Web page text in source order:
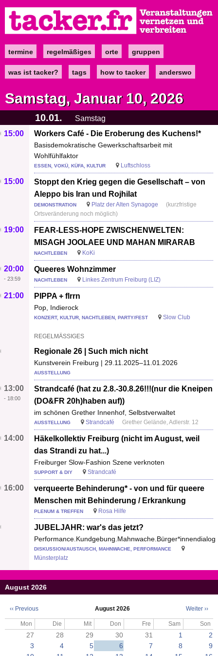
zum
Inhalt
Maintermine regelmäßiges orte gruppen
was ist tacker? tags how to tacker anderswo
Samstag, Januar 10, 2026
10.01.
Samstag
Workers Café - Die Eroberung des Kuchens!*
Basisdemokratische Gewerkschaftsarbeit mit
Wohlfühlfaktor
15:00
ESSEN, VOKÜ, KÜFA, KULTUR Luftschloss
Stoppt den Krieg gegen die Gesellschaft – von
Aleppo bis Iran und Rojhilat
15:00
DEMONSTRATION Platz der Alten Synagoge
(kurzfristige
Ortsveränderung noch möglich)
FEAR-LESS-HOPE ZWISCHENWELTEN:
MISAGH JOOLAEE UND MAHAN MIRARAB
19:00
NACHTLEBEN KoKi
Queeres Wohnzimmer
20:00
- 23:59 NACHTLEBEN Linkes Zentrum Freiburg (LIZ)
PIPPA + flrrn
Pop, Indierock
21:00
KONZERT, KULTUR, NACHTLEBEN, PARTY/FEST Slow Club
REGELMÄSSIGES
Regionale 26 | Such mich nicht
Kunstverein Freiburg | 29.11.2025–11.01.2026
AUSSTELLUNG
Strandcafé (hat zu 2.8.-30.8.26!!!(nur die Kneipen
(DO&FR 20h)haben auf))
im schönen Grether Innenhof, Selbstverwaltet
13:00
- 18:00
AUSSTELLUNG Strandcafé Grether Gelände, Adlerstr. 12
Häkelkollektiv Freiburg (nicht im August, weil
das Strandi zu hat...)
Freiburger Slow-Fashion Szene verknoten
14:00
SUPPORT & DIY Strandcafé
verqueerte Behinderung* - von und für queere
Menschen mit Behinderung / Erkrankung
16:00
PLENUM & TREFFEN Rosa Hilfe
JUBELJAHR: war's das jetzt?
Performance.Kundgebung.Mahnwache.Bürger*innendialog
DISKUSSION/AUSTAUSCH, MAHNWACHE, PERFORMANCE
Münsterplatz
August 2026
Seitennummerierung
‹‹ Previous August 2026 Weiter ››
Mon Die Mit Don Fre Sam Son
27 28 29 30 31 1
2
3
4 5 6 7 8
9